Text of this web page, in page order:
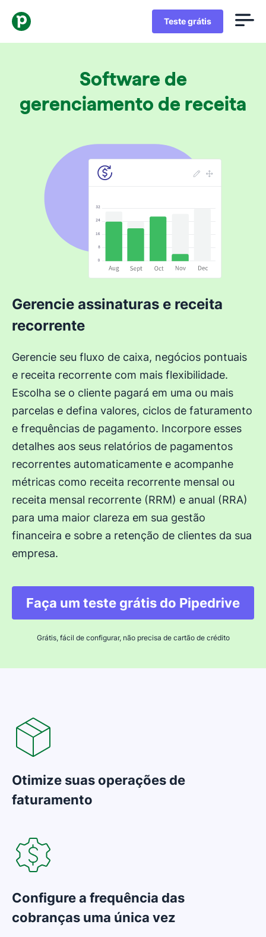
Teste grátis
Software de
gerenciamento de receita
Gerencie assinaturas e receita
recorrente
Gerencie seu fluxo de caixa, negócios pontuais
e receita recorrente com mais flexibilidade.
Escolha se o cliente pagará em uma ou mais
parcelas e defina valores, ciclos de faturamento
e frequências de pagamento. Incorpore esses
detalhes aos seus relatórios de pagamentos
recorrentes automaticamente e acompanhe
métricas como receita recorrente mensal ou
receita mensal recorrente (RRM) e anual (RRA)
para uma maior clareza em sua gestão
financeira e sobre a retenção de clientes da sua
empresa.
Faça um teste grátis do Pipedrive
Grátis, fácil de configurar, não precisa de cartão de crédito
Otimize suas operações de
faturamento
Configure a frequência das
cobranças uma única vez